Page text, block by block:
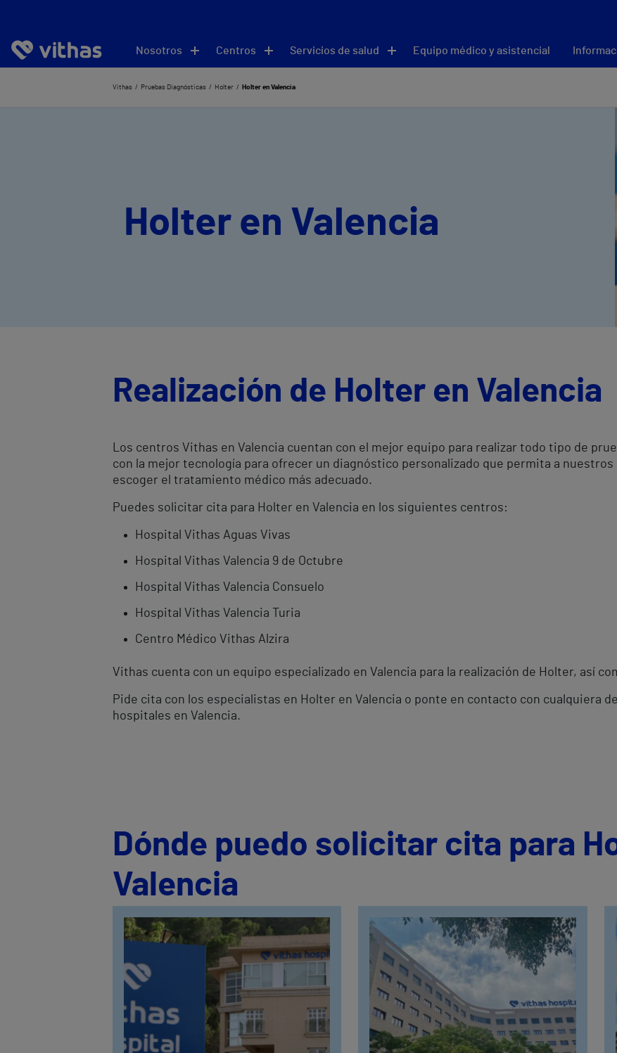
Nosotros Centros Servicios de salud Equipo médico y asistencial
Vithas Pruebas Diagnósticas Holter Holter en Valencia
Holter en Valencia
Realización de Holter en Valencia
Los centros Vithas en Valencia cuentan con el mejor equipo para realizar todo tipo de
con la mejor tecnología para ofrecer un diagnóstico personalizado que permita a
escoger el tratamiento médico más adecuado.
Puedes solicitar cita para Holter en Valencia en los siguientes centros:
Hospital Vithas Aguas Vivas
Hospital Vithas Valencia 9 de Octubre
Hospital Vithas Valencia Consuelo
Hospital Vithas Valencia Turia
Centro Médico Vithas Alzira
Vithas cuenta con un equipo especializado en Valencia para la realización de Holter, así
Pide cita con los especialistas en Holter en Valencia o ponte en contacto con cualquiera
hospitales en Valencia.
Dónde puedo solicitar cita para
Valencia